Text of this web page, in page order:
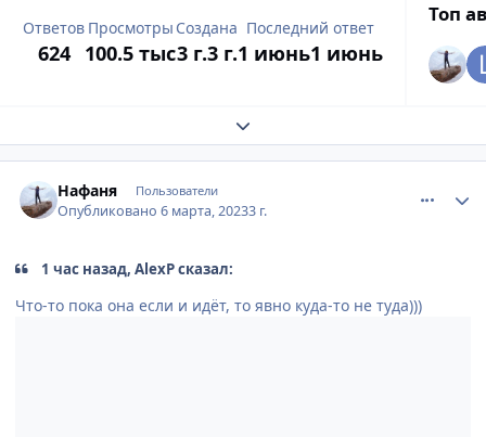
Ответов
624
Просмотры
100.5 тыс
Создана
3 г.3 г.
Последний ответ
1 июнь1 июнь
Топ
Развернуть обзор темы
Нафаня Пользователи
Опубликовано6 марта, 20233 г.
1 час назад, AlexP сказал:
Что-то пока она если и идёт, то явно куда-то не туда)))